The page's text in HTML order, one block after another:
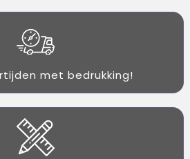
met bedrukking!